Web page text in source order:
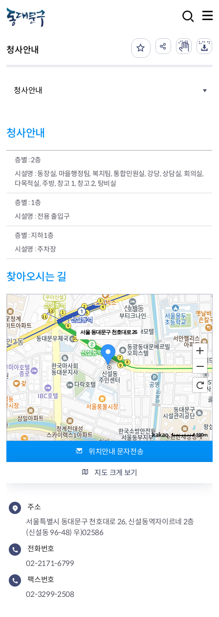
청사안내
청사안내
청사안내
2층
동장실, 마을행정팀, 복지팀, 통합민원실, 강당, 상담실, 회의실,
다목적실, 주방, 창고 1, 창고 2, 탕비실
1층
전용 출입구
지하1층
주차장
찾아오시는 길
서울 동대문구 천호대로 26
100m
서울 동대문구 천호대로 26
위치안내 문자전송
지도 크게 보기
주소
서울특별시 동대문구 천호대로 26, 신설동역자이르네 2층
(신설동 96-48) 우)02586
전화번호
02-2171-6799
팩스번호
02-3299-2508